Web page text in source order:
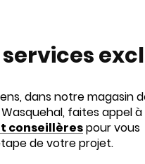
services
dans notre magasin
faites appel à
conseillèrespour vous
de votre projet.